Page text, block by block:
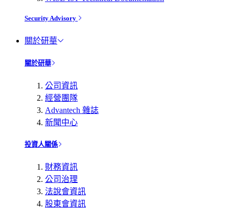
Security Advisory
關於研華
關於研華
公司資訊
經營團隊
Advantech 雜誌
新聞中心
投資人關係
財務資訊
公司治理
法說會資訊
股東會資訊